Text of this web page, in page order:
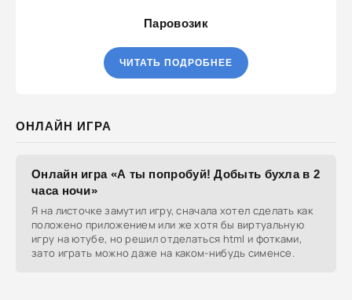
Паровозик
ЧИТАТЬ ПОДРОБНЕЕ
ОНЛАЙН ИГРА
Онлайн игра «А ты попробуй! Добыть бухла в 2
часа ночи»
Я на листочке замутил игру, сначала хотел сделать как
положено приложением или же хотя бы виртуальную
игру на ютубе, но решил отделаться html и фотками,
зато играть можно даже на каком-нибудь сименсе.